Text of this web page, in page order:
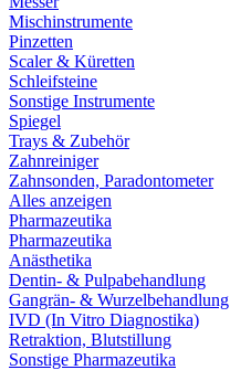
Mischinstrumente
Pinzetten
Scaler & Küretten
Schleifsteine
Sonstige Instrumente
Spiegel
Trays & Zubehör
Zahnreiniger
Zahnsonden, Paradontometer
Alles anzeigen
Pharmazeutika
Pharmazeutika
Anästhetika
Dentin- & Pulpabehandlung
Gangrän- & Wurzelbehandlung
IVD (In Vitro Diagnostika)
Retraktion, Blutstillung
Sonstige Pharmazeutika